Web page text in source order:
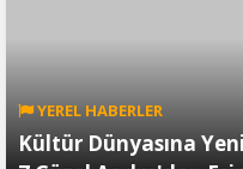
YEREL HABERLER
Kültür Dünyasına